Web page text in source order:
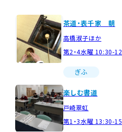
茶道・表千家 朝
高橋淑子ほか
第2・4水曜 10:30-
ぎふ
楽しむ書道
戸崎翠虹
第1・3水曜 13:30-